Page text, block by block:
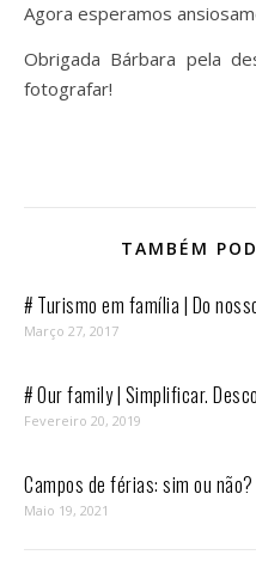
Agora esperamos
Obrigada Bárbara pela
fotografar!
TAMBÉM
# Turismo em família | Do
Março 27, 2017
# Our family | Simplificar.
Fevereiro 20, 2019
Campos de férias: sim ou não?
Maio 19, 2021